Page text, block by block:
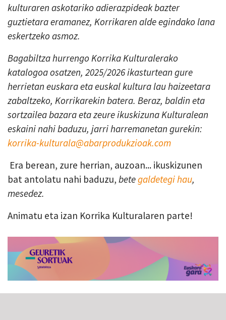
kulturaren askotariko adierazpideak bazter
guztietara eramanez, Korrikaren alde egindako lana
eskertzeko asmoz.
Bagabiltza hurrengo Korrika Kulturalerako
katalogoa osatzen, 2025/2026 ikasturtean gure
herrietan euskara eta euskal kultura lau haizeetara
zabaltzeko, Korrikarekin batera. Beraz, baldin eta
sortzailea bazara eta zeure ikuskizuna Kulturalean
eskaini nahi baduzu, jarri harremanetan gurekin:
korrika-kulturala@abarprodukzioak.com
Era berean, zure herrian, auzoan... ikuskizunen
bat antolatu nahi baduzu, betegaldetegi hau,
mesedez.
Animatu eta izan Korrika Kulturalaren parte!